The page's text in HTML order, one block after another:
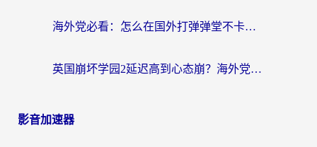
海外党必看：怎么在国外打弹弹堂不卡？番茄加速器亲测指南
英国崩坏学园2延迟高到心态崩？海外党国服游戏加速终极指南
影音加速器